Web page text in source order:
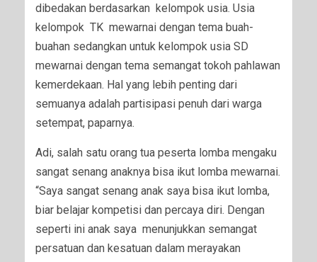
dibedakan berdasarkan kelompok usia. Usia
kelompok TK mewarnai dengan tema buah-
buahan sedangkan untuk kelompok usia SD
mewarnai dengan tema semangat tokoh pahlawan
kemerdekaan. Hal yang lebih penting dari
semuanya adalah partisipasi penuh dari warga
setempat, paparnya.
Adi, salah satu orang tua peserta lomba mengaku
sangat senang anaknya bisa ikut lomba mewarnai.
“Saya sangat senang anak saya bisa ikut lomba,
biar belajar kompetisi dan percaya diri. Dengan
seperti ini anak saya menunjukkan semangat
persatuan dan kesatuan dalam merayakan